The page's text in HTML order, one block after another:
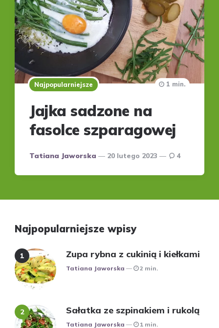
Najpopularniejsze
Jajka sadzone na
fasolce szparagowej
Posted
Tatiana Jaworska 20 lutego 2023
1 min.
4
Najpopularniejsze wpisy
Zupa rybna z cukinią i kiełkami
Posted
Tatiana Jaworska 2 min.
Sałatka ze szpinakiem i rukolą
Posted
Tatiana Jaworska 1 min.